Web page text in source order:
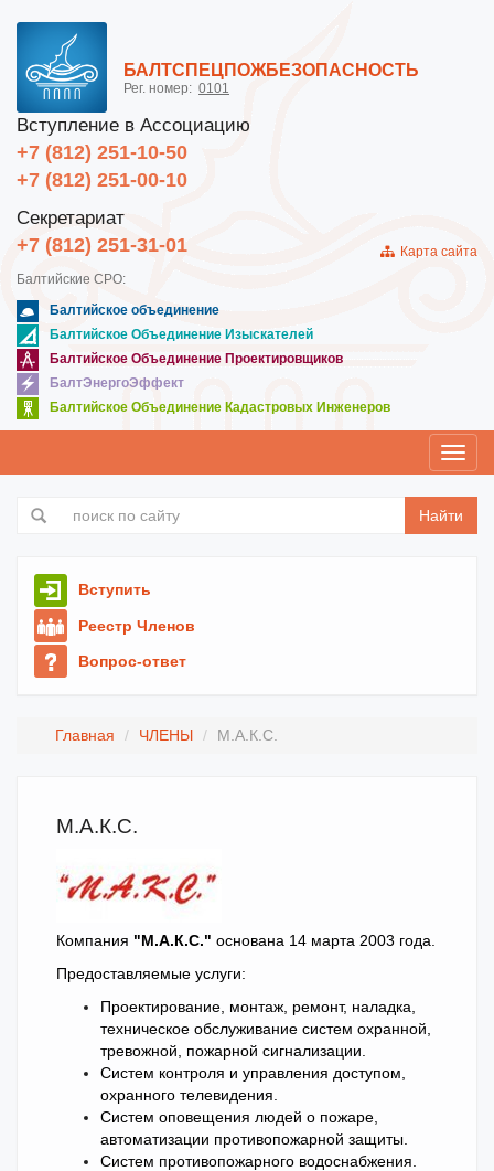
БАЛТСПЕЦПОЖБЕЗОПАСНОСТЬ
Рег. номер: 0101
Вступление в Ассоциацию
+7 (812) 251-10-50
+7 (812) 251-00-10
Секретариат
+7 (812) 251-31-01
Карта сайта
Балтийские СРО:
Балтийское объединение
Балтийское Объединение Изыскателей
Балтийское Объединение Проектировщиков
БалтЭнергоЭффект
Балтийское Объединение Кадастровых Инженеров
Найти
Вступить
Реестр Членов
Вопрос-ответ
Главная ЧЛЕНЫ М.А.К.С.
М.А.К.С.
Компания "М.А.К.С." основана 14 марта 2003 года.
Предоставляемые услуги:
Проектирование, монтаж, ремонт, наладка,
техническое обслуживание систем охранной,
тревожной, пожарной сигнализации.
Систем контроля и управления доступом,
охранного телевидения.
Систем оповещения людей о пожаре,
автоматизации противопожарной защиты.
Систем противопожарного водоснабжения.